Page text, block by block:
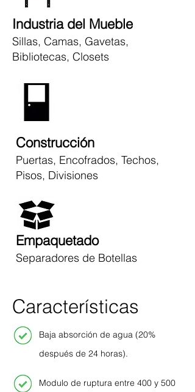
Industria del Mueble
Sillas, Camas, Gavetas,
Bibliotecas, Closets
Construcción
Puertas, Encofrados, Techos,
Pisos, Divisiones
Empaquetado
Separadores de Botellas
Características
Baja absorción de agua (20%
después de 24 horas).
Modulo de ruptura entre 400 y 500